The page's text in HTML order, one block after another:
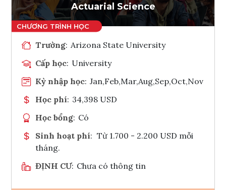
Actuarial Science
Trường: Arizona State University
Cấp học: University
Kỳ nhập học: Jan,Feb,Mar,Aug,Sep,Oct,Nov
Học phí: 34,398 USD
Học bổng: Có
Sinh hoạt phí: Từ 1.700 - 2.200 USD mỗi
tháng.
ĐỊNH CƯ: Chưa có thông tin